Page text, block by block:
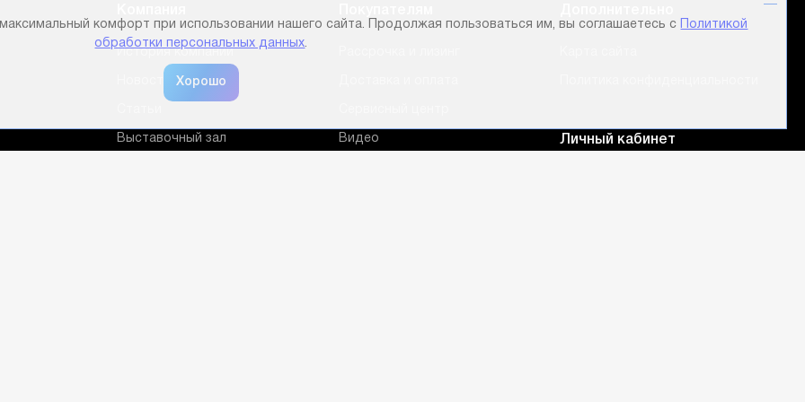
История компании
Выставочный зал Видео Личный кабинет
комфорт при использовании нашего сайта. Продолжая пользоваться им, вы соглашаетесь с
Политикой
обработки персональных данных.